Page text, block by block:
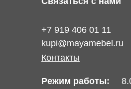
Режим работы:
+7 919 406 01 11
kupi@mayamebel.ru
Контакты